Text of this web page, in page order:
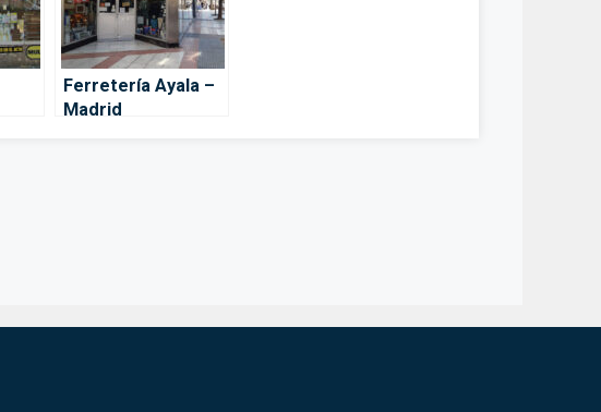
Ferretería Ayala –
Madrid